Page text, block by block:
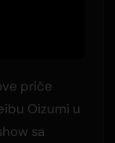
priče
Oizumi u
sa